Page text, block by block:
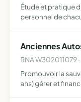
Étude et pratique
personnel de
Anciennes
RNA W302011079
Promouvoir la
ans) gérer et